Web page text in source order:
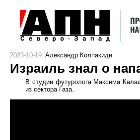
2023-10-19 Александр Колпакиди
Израиль знал о
В студии футуролога Максима
из сектора Газа.